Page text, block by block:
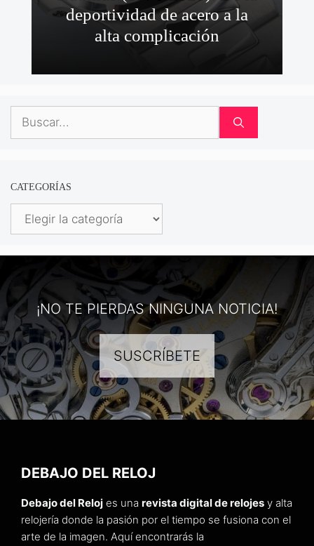
deportividad de acero a la
alta complicación
Buscar:
CATEGORÍAS
Categorías
¡NO TE PIERDAS NINGUNA NOTICIA!
SUSCRÍBETE
DEBAJO DEL RELOJ
Debajo del Reloj es una revista digital de relojes y alta
relojería donde la pasión por el tiempo se fusiona con el
arte de la imagen. Aquí encontrarás la